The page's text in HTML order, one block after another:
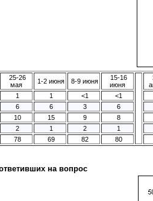
25-26
мая
1-2 июня 8-9 июня
15-16
июня
1 1 <1 <1
6 6 3 6
10 15 9 8
2 1 2 1
78 69 82 80
на вопрос